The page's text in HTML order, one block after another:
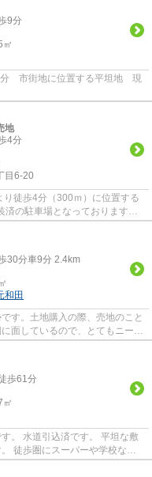
9分
市街地に位置する平坦地 現
地
4分
目6-20
の駐車場となっております。
等...
30分車9分 2.4km
和田
す。土地購入の際、売地のこと
面しているので、とてもニーズ
歩61分
。 水道引込済です。 平坦な敷
徒歩圏にスーパーや学校など